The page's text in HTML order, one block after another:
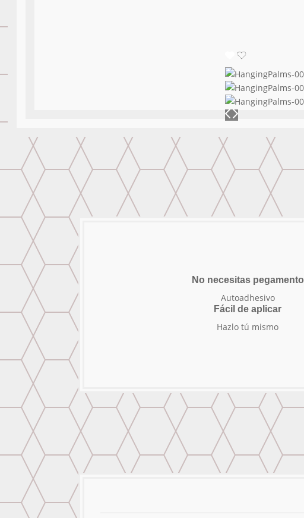
No necesitas pegamento
Autoadhesivo
Fácil de aplicar
Hazlo tú mismo